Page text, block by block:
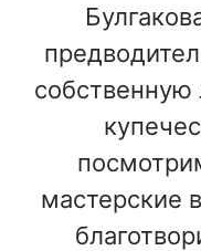
собственную
мастерские